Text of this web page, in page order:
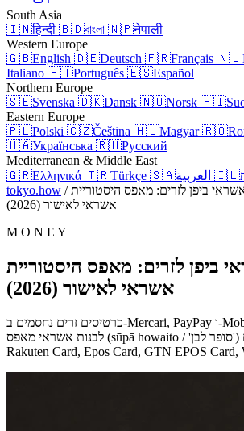
South Asia
🇮🇳हिन्दी 🇧🇩বাংলা 🇳🇵नेपाली
Western Europe
🇬🇧English 🇩🇪Deutsch 🇫🇷Français 🇳🇱
Italiano 🇵🇹Português 🇪🇸Español
Northern Europe
🇸🇪Svenska 🇩🇰Dansk 🇳🇴Norsk 🇫🇮
Eastern Europe
🇵🇱Polski 🇨🇿Čeština 🇭🇺Magyar🇷🇴
🇺🇦Українська 🇷🇺Русский
Mediterranean & Middle East
🇬🇷Ελληνικά 🇹🇷Türkçe 🇸🇦 🇮🇱
tokyo.how / ביפן לזרים: מאפס היסטוריית
אשראי לאישור (2026)
M O N E Y
ביפן לזרים: מאפס היסטוריית
אשראי לאישור (2026)
כרטיסים זרים נחסמים ב-Mercari, PayPay ו-Mobile Suica. למדו כיצד
לבנות אשראי מאפס (sūpā howaito / 'סופר לבן') והשוו 5 כרטיסים: